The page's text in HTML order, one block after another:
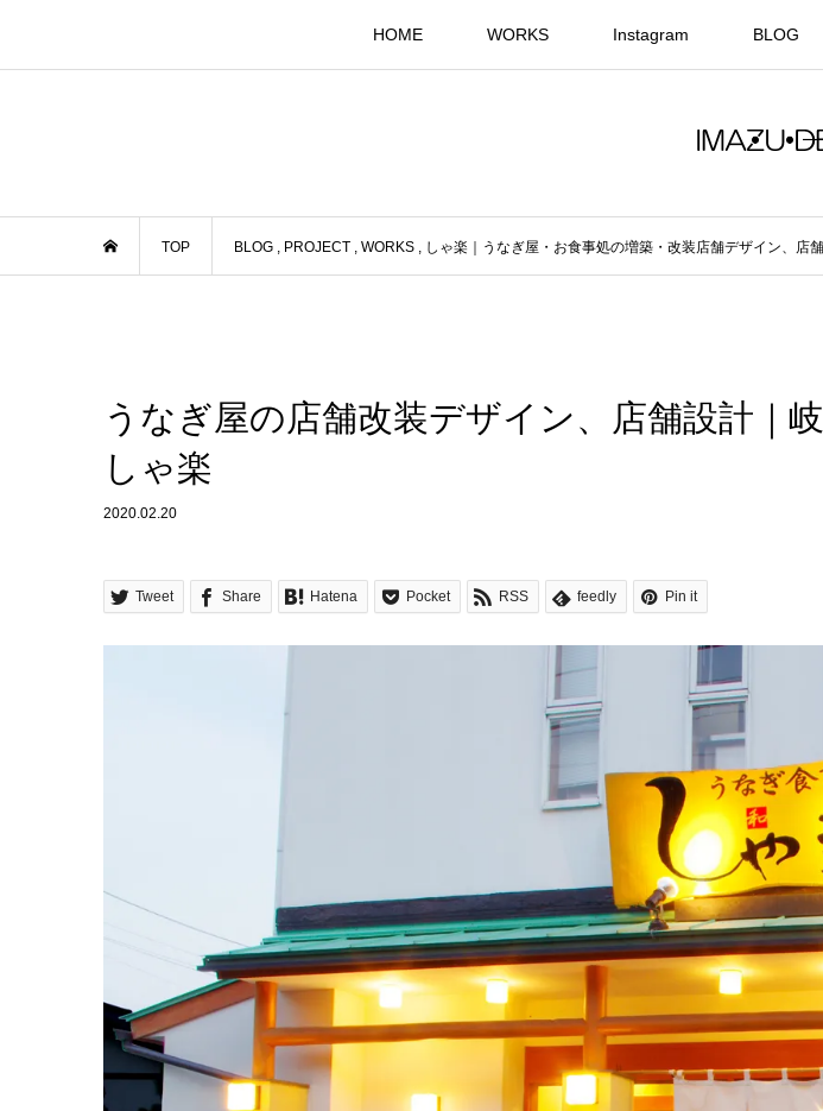
HOME WORKS Instagram BLOG
TOP BLOG PROJECT WORKS しゃ楽｜うなぎ屋・お食事処の増築・改装店舗デザイン、店
うなぎ屋の店舗改装デザイン、店舗設計｜
しゃ楽
2020.02.20
Tweet Share Hatena Pocket RSS feedly Pin it